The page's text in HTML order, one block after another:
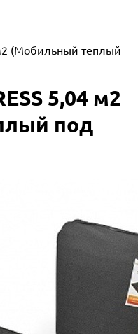
(Мобильный теплый
5,04 м2
под